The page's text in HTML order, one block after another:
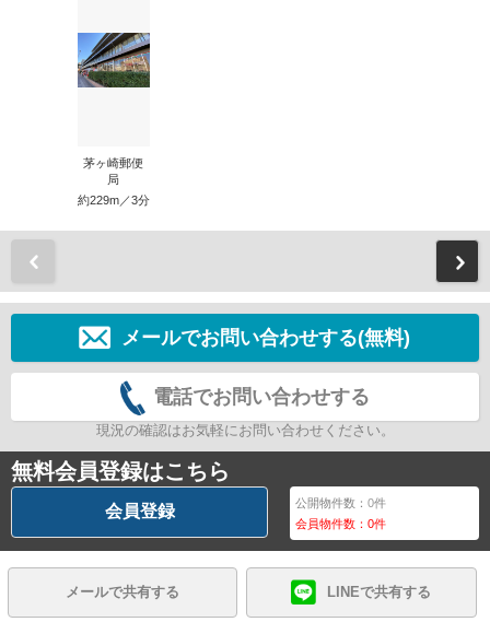
茅ヶ崎郵便
局
約229m／3分
メールでお問い合わせする(無料)
電話でお問い合わせする
現況の確認はお気軽にお問い合わせください。
無料会員登録はこちら
会員登録 公開物件数：0件
会員物件数：0件
メールで共有する LINEで共有する